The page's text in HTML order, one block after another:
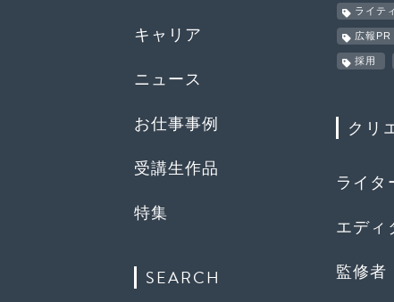
キャリア
ニュース
お仕事事例
受講生作品
特集
SEARCH
ライテ
広報PR
採用
クリ
ライタ
エディ
監修者